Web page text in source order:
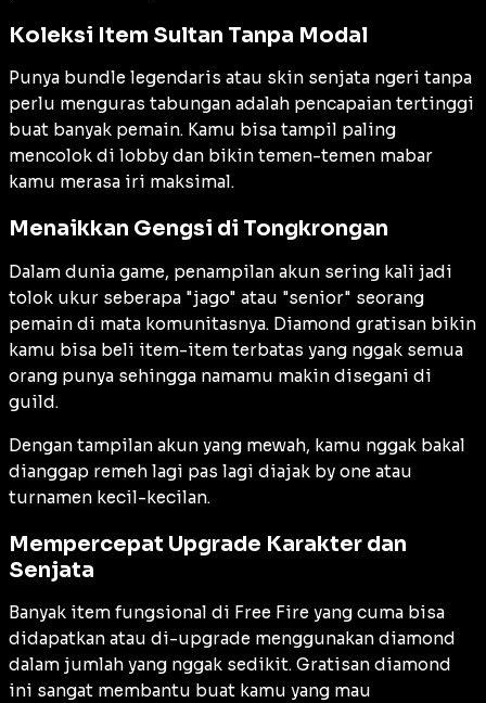
Koleksi Item Sultan Tanpa Modal
Punya bundle legendaris atau skin senjata ngeri tanpa
perlu menguras tabungan adalah pencapaian tertinggi
buat banyak pemain. Kamu bisa tampil paling
mencolok di lobby dan bikin temen-temen mabar
kamu merasa iri maksimal.
Menaikkan Gengsi di Tongkrongan
Dalam dunia game, penampilan akun sering kali jadi
tolok ukur seberapa "jago" atau "senior" seorang
pemain di mata komunitasnya. Diamond gratisan bikin
kamu bisa beli item-item terbatas yang nggak semua
orang punya sehingga namamu makin disegani di
guild.
Dengan tampilan akun yang mewah, kamu nggak bakal
dianggap remeh lagi pas lagi diajak by one atau
turnamen kecil-kecilan.
Mempercepat Upgrade Karakter dan
Senjata
Banyak item fungsional di Free Fire yang cuma bisa
didapatkan atau di-upgrade menggunakan diamond
dalam jumlah yang nggak sedikit. Gratisan diamond
ini sangat membantu buat kamu yang mau